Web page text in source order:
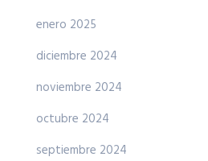
enero 2025
diciembre 2024
noviembre 2024
octubre 2024
septiembre 2024